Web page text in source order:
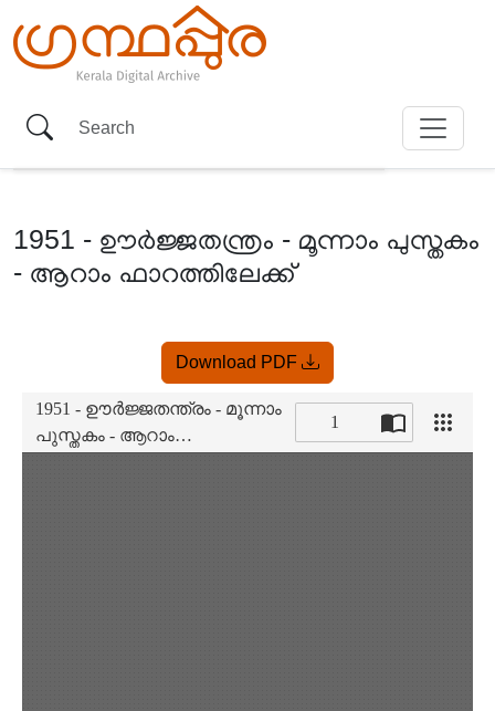
1951 - ഊർജ്ജതന്ത്രം - മൂന്നാം പുസ്തകം
- ആറാം ഫാറത്തിലേക്ക്
Download PDF